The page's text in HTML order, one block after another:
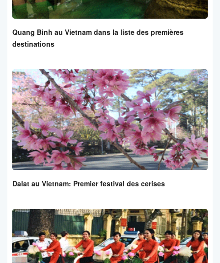
Quang Binh au Vietnam dans la liste des premières
destinations
Dalat au Vietnam: Premier festival des cerises